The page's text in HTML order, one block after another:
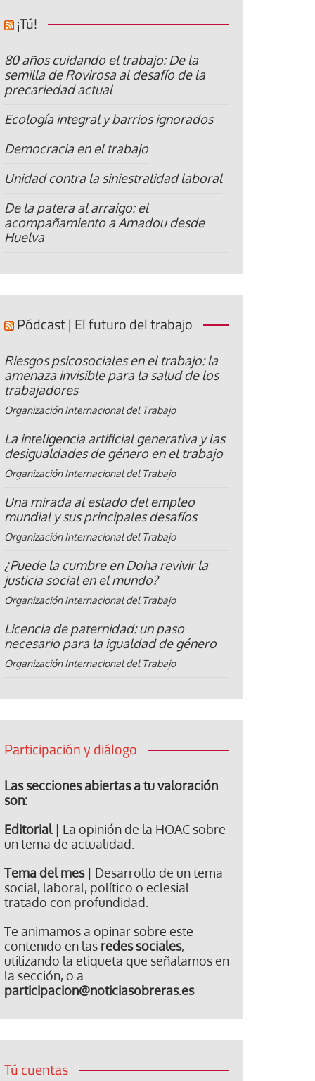
¡Tú!
80 años cuidando el trabajo: De la
semilla de Rovirosa al desafío de la
precariedad actual
Ecología integral y barrios ignorados
Democracia en el trabajo
Unidad contra la siniestralidad laboral
De la patera al arraigo: el
acompañamiento a Amadou desde
Huelva
Pódcast | El futuro del trabajo
Riesgos psicosociales en el trabajo: la
amenaza invisible para la salud de los
trabajadores
Organización Internacional del Trabajo
La inteligencia artificial generativa y las
desigualdades de género en el trabajo
Organización Internacional del Trabajo
Una mirada al estado del empleo
mundial y sus principales desafíos
Organización Internacional del Trabajo
¿Puede la cumbre en Doha revivir la
justicia social en el mundo?
Organización Internacional del Trabajo
Licencia de paternidad: un paso
necesario para la igualdad de género
Organización Internacional del Trabajo
Participación y diálogo
Las secciones abiertas a tu valoración
son:
Editorial| La opinión de la HOAC sobre
un tema de actualidad.
Tema del mes| Desarrollo de un tema
social, laboral, político o eclesial
tratado con profundidad.
Te animamos a opinar sobre este
contenido en las redes sociales,
utilizando la etiqueta que señalamos en
la sección, o a
participacion@noticiasobreras.es
Tú cuentas